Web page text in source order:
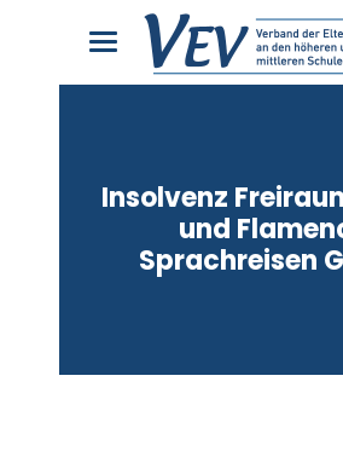
Insolvenz
und
Sprachreisen